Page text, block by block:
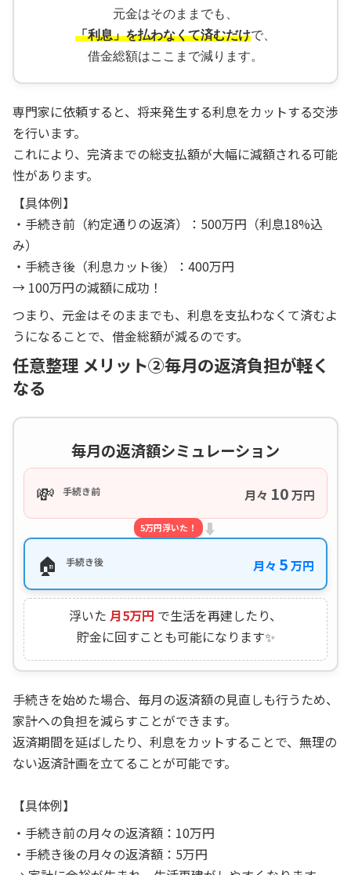
元金はそのままでも、
「利息」を払わなくて済むだけで、
借金総額はここまで減ります。
専門家に依頼すると、将来発生する利息をカットする交渉
を行います。
これにより、完済までの総支払額が大幅に減額される可能
性があります。
【具体例】
・手続き前（約定通りの返済）：500万円（利息18%込
み）
・手続き後（利息カット後）：400万円
→ 100万円の減額に成功！
つまり、元金はそのままでも、利息を支払わなくて済むよ
うになることで、借金総額が減るのです。
任意整理 メリット②毎月の返済負担が軽く
なる
毎月の返済額シミュレーション
💸 手続き前 月々 10万円
5万円浮いた！ ⬇️
🏠 手続き後 月々 5万円
浮いた 月5万円 で生活を再建したり、
貯金に回すことも可能になります✨
手続きを始めた場合、毎月の返済額の見直しも行うため、
家計への負担を減らすことができます。
返済期間を延ばしたり、利息をカットすることで、無理の
ない返済計画を立てることが可能です。
【具体例】
・手続き前の月々の返済額：10万円
・手続き後の月々の返済額：5万円